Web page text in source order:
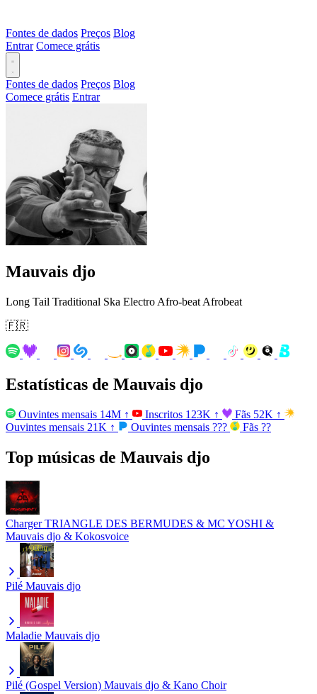
Fontes de dados Preços Blog
Entrar Comece grátis
Fontes de dados Preços Blog
Comece grátis Entrar
Mauvais djo
Long Tail Traditional Ska Electro Afro-beat Afrobeat
🇫🇷
Estatísticas de Mauvais djo
Ouvintes mensais 14M ↑ Inscritos 123K ↑ Fãs 52K ↑
Ouvintes mensais 21K ↑ Ouvintes mensais ??? Fãs ??
Top músicas de Mauvais djo
Charger TRIANGLE DES BERMUDES & MC YOSHI &
Mauvais djo & Kokosvoice
Pilé Mauvais djo
Maladie Mauvais djo
Pilé (Gospel Version) Mauvais djo & Kano Choir